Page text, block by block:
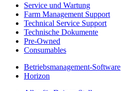
Service und Wartung
Farm Management Support
Technical Service Support
Technische Dokumente
Pre-Owned
Consumables
Betriebsmanagement-Software
Horizon